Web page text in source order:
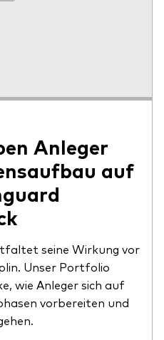
Anleger
auf
seine Wirkung vor
Unser Portfolio
wie Anleger sich auf
vorbereiten und